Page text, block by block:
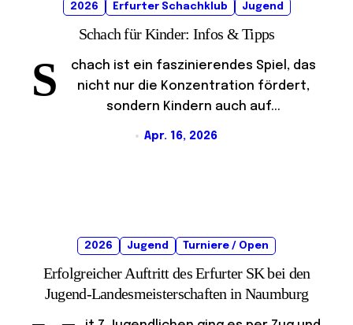
2026 Erfurter Schachklub Jugend
Schach für Kinder: Infos & Tipps
S
chach ist ein faszinierendes Spiel, das
nicht nur die Konzentration fördert,
sondern Kindern auch auf...
Apr. 16, 2026
2026 Jugend Turniere / Open
Erfolgreicher Auftritt des Erfurter SK bei den
Jugend-Landesmeisterschaften in Naumburg